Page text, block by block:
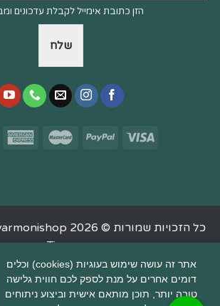
הזן כתובת אימייל לקבלת עדכונים
שלח
כל הזכויות שמורות © 2026 ravarmonishop |
Tiger
אתר זה עושה שימוש בעוגיות (cookies) וכלים
דומים אחרים על מנת לספק לכם חווית גלישה
טובה יותר, תוכן מותאם אישית וביצוע ניתוחים